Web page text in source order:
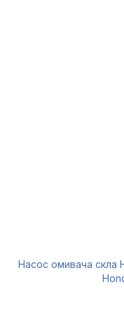
Насос омивача скла